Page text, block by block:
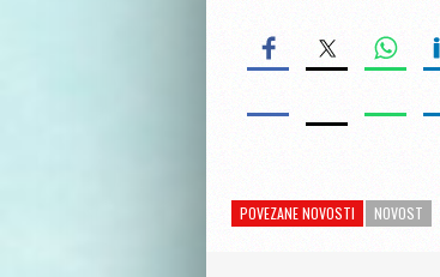
POVEZANE NOVOSTI NOVOST